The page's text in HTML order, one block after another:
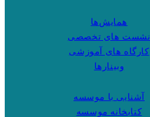
همایش‌ها
نشست های تخصصی
کارگاه های آموزشی
وبینارها
آشنایی با موسسه
کتابخانه موسسه